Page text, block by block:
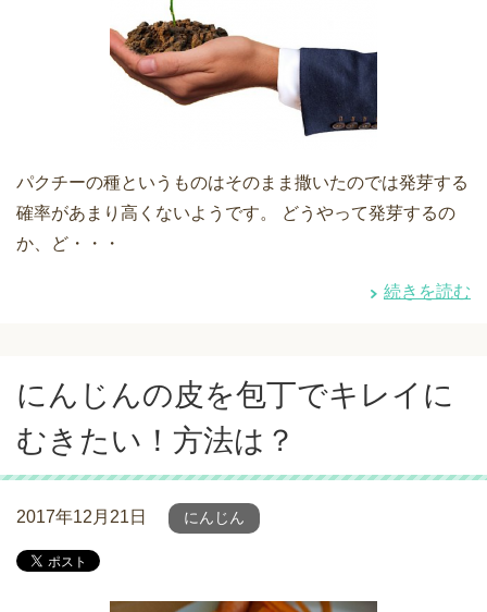
パクチーの種というものはそのまま撒いたのでは発芽する
確率があまり高くないようです。 どうやって発芽するの
か、ど・・・
続きを読む
にんじんの皮を包丁でキレイに
むきたい！方法は？
2017年12月21日 にんじん